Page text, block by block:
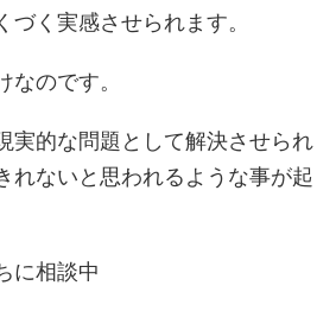
づく実感させられます。
なのです。
実的な問題として解決させられ
れないと思われるような事が起
に相談中